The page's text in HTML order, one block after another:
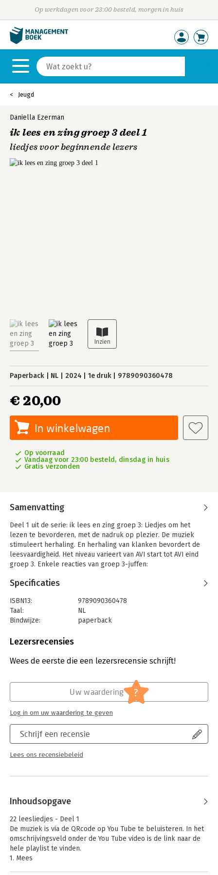
Op werkdagen voor 23:00 besteld, morgen in huis
Jeugd
Daniella Ezerman
ik lees en zing groep 3 deel 1
liedjes voor beginnende lezers
Paperback NL 2024 1e druk 9789090360478
€ 20,00
In winkelwagen
Op voorraad
Vandaag voor 23:00 besteld, dinsdag in huis
Gratis verzonden
Samenvatting
Deel 1 uit de serie: ik lees en zing groep 3: Liedjes om het
lezen te bevorderen, met de nadruk op plezier. De muziek
stimuleert herhaling. En herhaling van klanken bevordert de
leesvaardigheid. Het niveau varieert van AVI start tot AVI eind
groep 3. Enkele reacties van groep 3-juffen:
eenvoud” “Super”
Specificaties
ISBN13:
9789090360478
Taal:
NL
Bindwijze:
paperback
Uitgever:
Verschijningsdatum:
3-10-2024
Lezersrecensies
Wees de eerste die een lezersrecensie schrijft!
Schrijf een recensie
Lees ons recensiebeleid
Uw waardering ?
Log in om uw waardering te geven
Inhoudsopgave
22 leesliedjes - Deel 1
De muziek is via de QRcode op You Tube te beluisteren. In het
omschrijvingsveld onder de You Tube video is de link naar de
hele playlist te vinden.
1. Mees